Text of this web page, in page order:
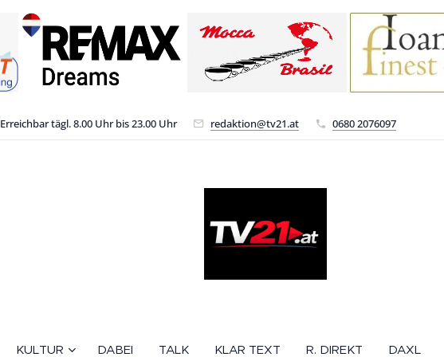
Erreichbar tägl. 8.00 Uhr bis 23.00 Uhr redaktion@tv21.at 0680 2076097
KULTUR DABEI TALK KLAR TEXT R. DIREKT DAXL